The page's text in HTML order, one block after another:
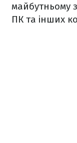
майбутньому
ПК та інших